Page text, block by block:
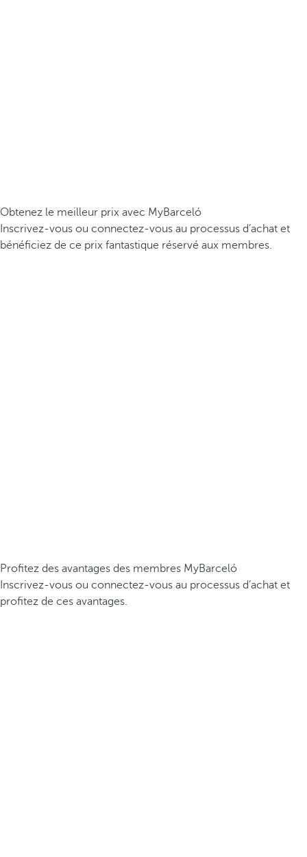
Obtenez le meilleur prix avec MyBarceló
Inscrivez-vous ou connectez-vous au processus d’achat et
bénéficiez de ce prix fantastique réservé aux membres.
Profitez des avantages des membres MyBarceló
Inscrivez-vous ou connectez-vous au processus d’achat et
profitez de ces avantages.